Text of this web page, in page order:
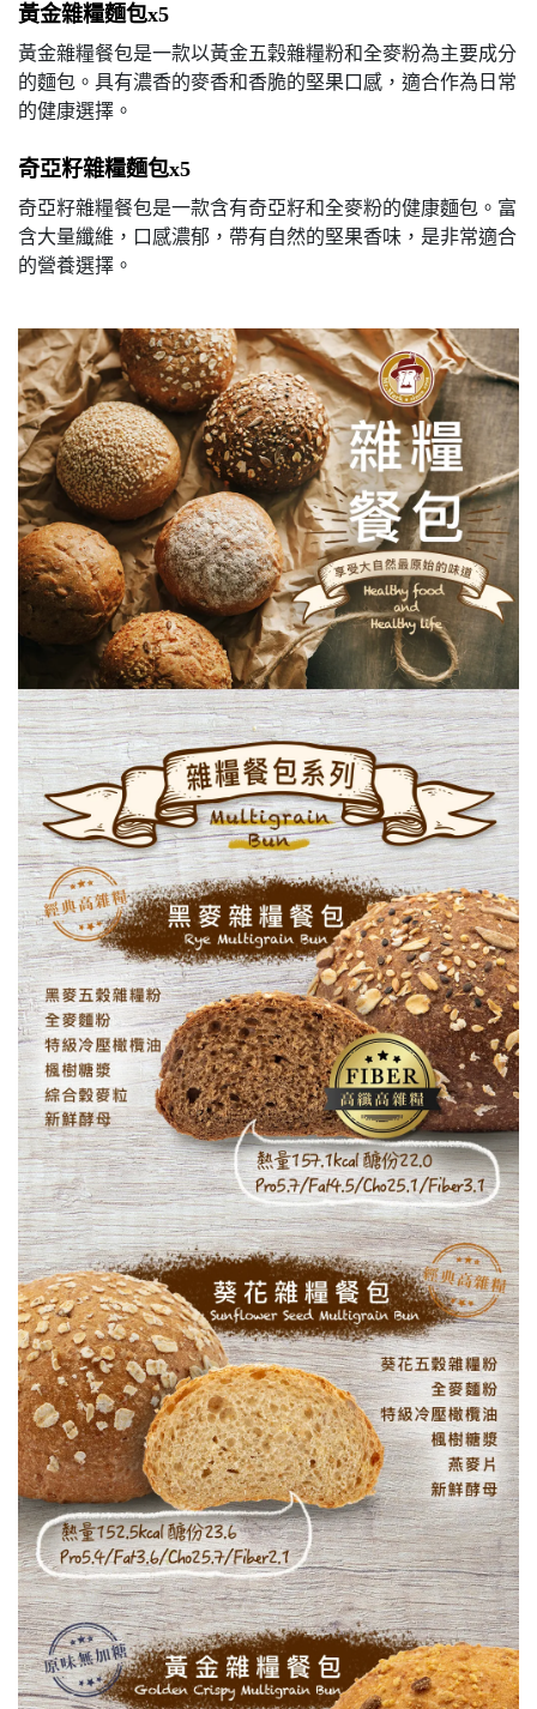
黃金雜糧麵包x5
黃金雜糧餐包是一款以黃金五穀雜糧粉和全麥粉為主要成分
的麵包。具有濃香的麥香和香脆的堅果口感，適合作為日常
的健康選擇。
奇亞籽雜糧麵包x5
奇亞籽雜糧餐包是一款含有奇亞籽和全麥粉的健康麵包。富
含大量纖維，口感濃郁，帶有自然的堅果香味，是非常適合
的營養選擇。